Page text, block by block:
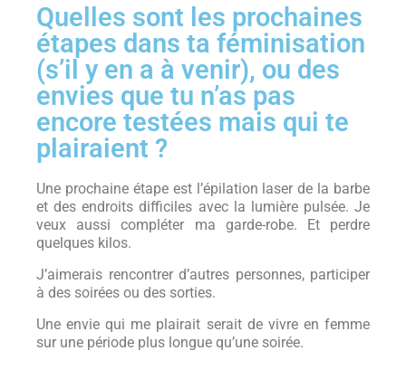
Quelles sont les prochaines
étapes dans ta féminisation
(s’il y en a à venir), ou des
envies que tu n’as pas
encore testées mais qui te
plairaient ?
Une prochaine étape est l’épilation laser de la barbe
et des endroits difficiles avec la lumière pulsée. Je
veux aussi compléter ma garde-robe. Et perdre
quelques kilos.
J’aimerais rencontrer d’autres personnes, participer
à des soirées ou des sorties.
Une envie qui me plairait serait de vivre en femme
sur une période plus longue qu’une soirée.